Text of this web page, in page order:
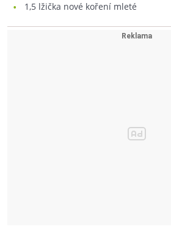
1,5 lžička nové koření mleté